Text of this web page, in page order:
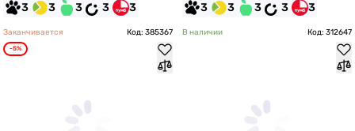
3 3 3 3 3 3 3 3 3 3
Заканчивается Код: 385367
-5%
В наличии Код: 312647